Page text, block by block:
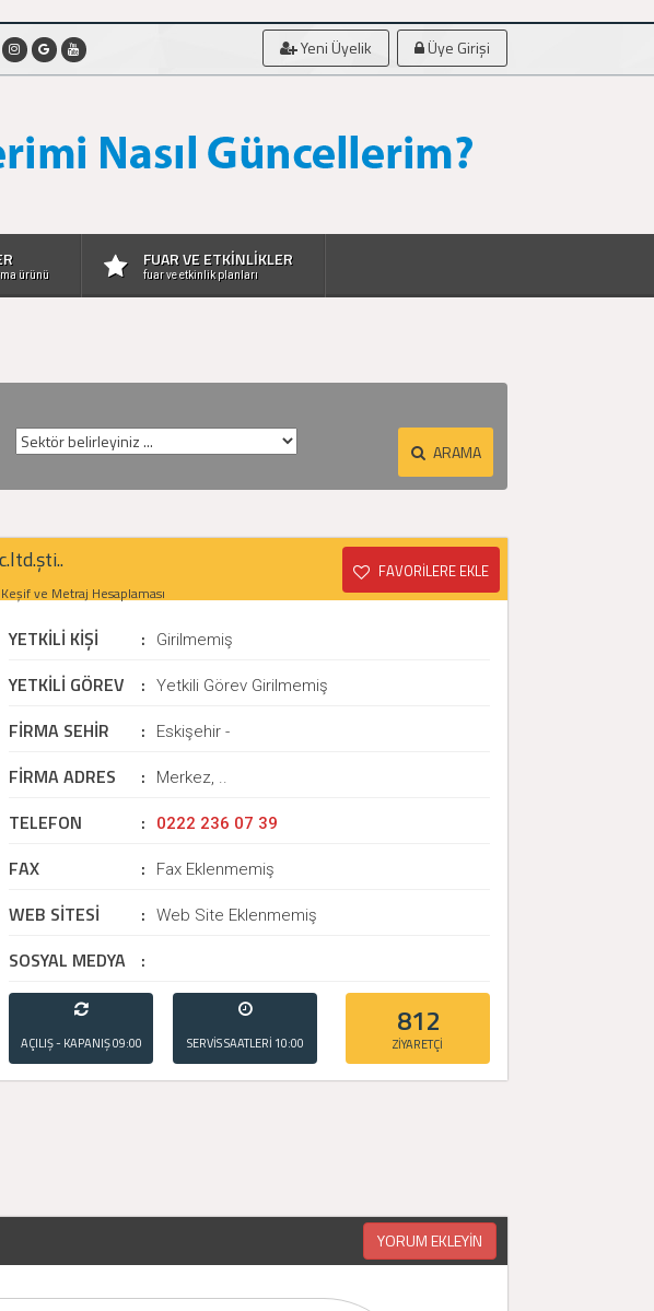
Yeni Üyelik Üye Girişi
ürünü
FUAR VE ETKİNLİKLER
fuar ve etkinlik planları
ARAMA
Keşif ve Metraj Hesaplaması
FAVORİLERE EKLE
YETKİLİ KİŞİ : Girilmemiş
YETKİLİ GÖREV : Yetkili Görev Girilmemiş
FİRMA SEHİR : Eskişehir -
FİRMA ADRES : Merkez, ..
TELEFON : 0222 236 07 39
FAX : Fax Eklenmemiş
WEB SİTESİ : Web Site Eklenmemiş
SOSYAL MEDYA :
AÇILIŞ - KAPANIŞ09:00
- 21:00
SERVİS SAATLERİ 10:00
- 20:00
812
ZİYARETÇİ
YORUM EKLEYİN